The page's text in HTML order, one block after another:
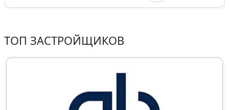
ТОП ЗАСТРОЙЩИКОВ